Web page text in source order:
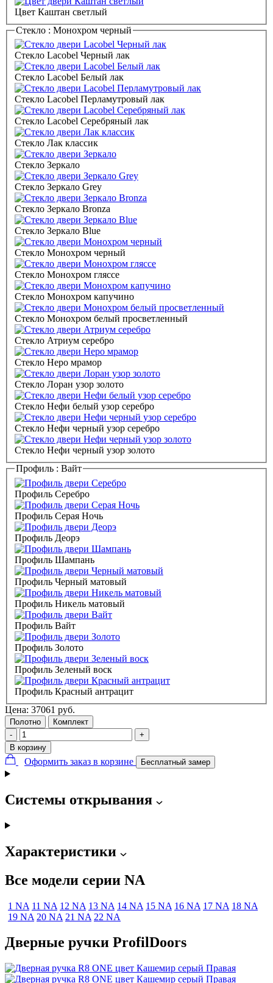
Цвет Каштан светлый
Стекло : Монохром черный
Стекло Lacobel Черный лак
Стекло Lacobel Белый лак
Стекло Lacobel Перламутровый лак
Стекло Lacobel Серебряный лак
Стекло Лак классик
Стекло Зеркало
Стекло Зеркало Grey
Стекло Зеркало Bronza
Стекло Зеркало Blue
Стекло Монохром черный
Стекло Монохром гляссе
Стекло Монохром капучино
Стекло Монохром белый просветленный
Стекло Атриум серебро
Стекло Неро мрамор
Стекло Лоран узор золото
Стекло Нефи белый узор серебро
Стекло Нефи черный узор серебро
Стекло Нефи черный узор золото
Профиль : Вайт
Профиль Серебро
Профиль Серая Ночь
Профиль Деорэ
Профиль Шампань
Профиль Черный матовый
Профиль Никель матовый
Профиль Вайт
Профиль Золото
Профиль Зеленый воск
Профиль Красный антрацит
Цена: 37061 руб.
Полотно
Комплект
-
+
В корзину
Оформить заказ в корзине Бесплатный замер
Системы открывания
Характеристики
Все модели серии NA
1 NA 11 NA 12 NA 13 NA 14 NA 15 NA 16 NA 17 NA 18 NA
19 NA 20 NA 21 NA 22 NA
Дверные ручки ProfilDoors